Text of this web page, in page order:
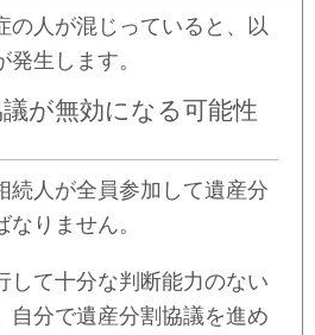
の人が混じっていると、以
生します。
が無効になる可能性
続人が全員参加して遺産分
りません。
して十分な判断能力のない
自分で遺産分割協議を進め